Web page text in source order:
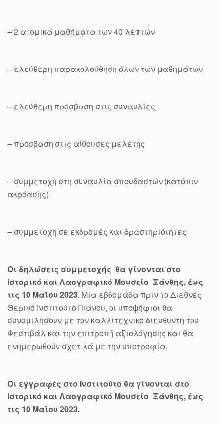
– 2 ατομικά μαθήματα των 40 λεπτών
– ελεύθερη παρακολούθηση όλων των μαθημάτων
– ελεύθερη πρόσβαση στις συναυλίες
– πρόσβαση στις αίθουσες μελέτης
– συμμετοχή στη συναυλία σπουδαστών (κατόπιν
ακρόασης)
– συμμετοχή σε εκδρομές και δραστηριότητες
Οι δηλώσεις συμμετοχής θα γίνονται στο
Ιστορικό και Λαογραφικό Μουσείο Ξάνθης, έως
τις 10 Μαΐου 2023. Μία εβδομάδα πριν το Διεθνές
Θερινό Ινστιτούτο Πιάνου, οι υποψήφιοι θα
συνομιλήσουν με τον καλλιτεχνικό διευθυντή του
Φεστιβάλ και την επιτροπή αξιολόγησης και θα
ενημερωθούν σχετικά με την υποτροφία.
Οι εγγραφές στο Ινστιτούτο θα γίνονται στο
Ιστορικό και Λαογραφικό Μουσείο Ξάνθης, έως
τις 10 Μαΐου 2023.